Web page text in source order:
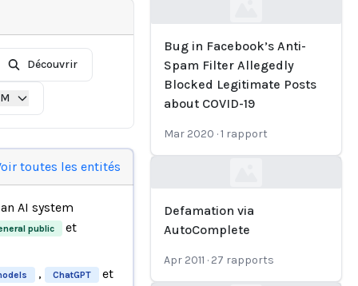
Découvrir
toutes les entités
AI system
public et
, ChatGPT et
Bug in Facebook’s Anti-
Spam Filter Allegedly
Blocked Legitimate Posts
about COVID-19
Mar 2020 ·1 rapport
Defamation via
AutoComplete
Apr 2011 · 27 rapports